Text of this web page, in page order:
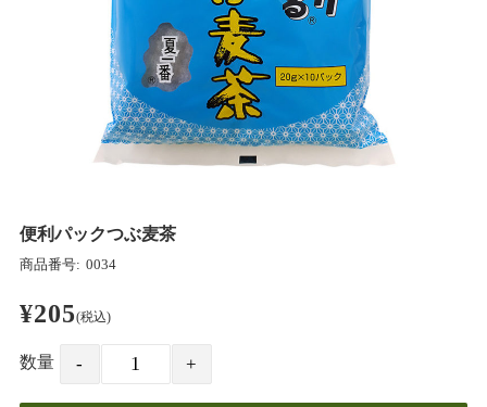
便利パックつぶ麦茶
商品番号: 0034
¥205(税込)
数量